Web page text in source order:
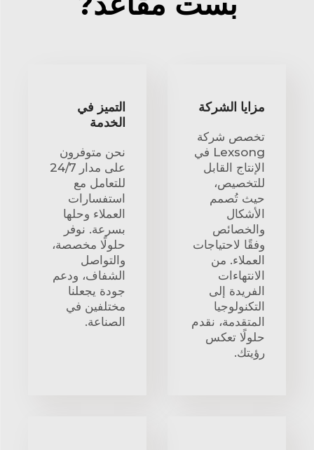
مزايا الشركة
تخصص شركة
Lexsong في
الإنتاج القابل
للتخصيص،
حيث تُصمم
الأشكال
والخصائص
وفقًا لاحتياجات
العملاء. من
الانتهاءات
الفريدة إلى
التكنولوجيا
المتقدمة، نقدم
حلولًا تعكس
رؤيتك.
التميز في
الخدمة
نحن متوفرون
على مدار 24/7
للتعامل مع
استفسارات
العملاء وحلها
بسرعة. نوفر
حلولًا مخصصة،
والتواصل
الشفاف، ودعم
جودة يجعلنا
مختلفين في
الصناعة.